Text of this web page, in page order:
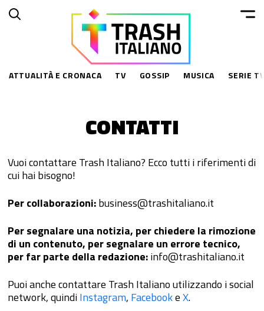
Chi Siamo
Contatti
RISORSE
Privacy Policy
Policy Contenuti
© 2014–2026Trash Italiano - Tutti i diritti riservati.
C.F./P.IVA 15477041006 - Capitale sociale €10.000,00 i.v.
ATTUALITÀ E CRONACA TV GOSSIP MUSICA SERIE
CONTATTI
Vuoi contattare Trash Italiano? Ecco tutti i riferimenti di
cui hai bisogno!
Per collaborazioni:business@trashitaliano.it
Per segnalare una notizia, per chiedere la rimozione
di un contenuto, per segnalare un errore tecnico,
per far parte della redazione:info@trashitaliano.it
Puoi anche contattare Trash Italiano utilizzando i social
network, quindiInstagram, FacebookeX.